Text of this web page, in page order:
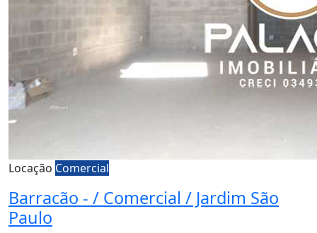
Locação Comercial
Barracão - / Comercial / Jardim São
Paulo